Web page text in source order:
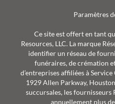
Paramètres
Ce site est offert en tant
Resources, LLC. La marque
identifier un réseau de
funéraires, de crémation
d’entreprises affiliées à
1929 Allen Parkway,
succursales, les fournisseurs
annuellement plus